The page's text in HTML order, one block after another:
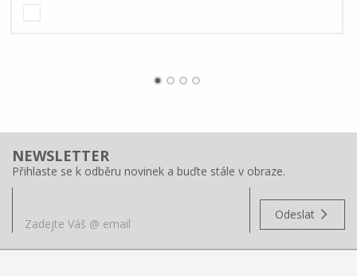
NEWSLETTER
Přihlaste se k odběru novinek a buďte stále v obraze.
Odeslat